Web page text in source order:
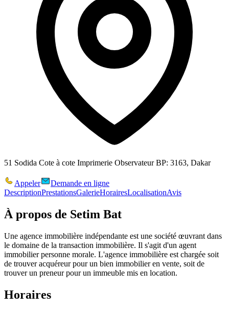
51 Sodida Cote à cote Imprimerie Observateur BP: 3163, Dakar
Appeler
Demande en ligne
DescriptionPrestationsGalerieHorairesLocalisationAvis
À propos de Setim Bat
Une agence immobilière indépendante est une société œuvrant dans
le domaine de la transaction immobilière. Il s'agit d'un agent
immobilier personne morale. L'agence immobilière est chargée soit
de trouver acquéreur pour un bien immobilier en vente, soit de
trouver un preneur pour un immeuble mis en location.
Horaires